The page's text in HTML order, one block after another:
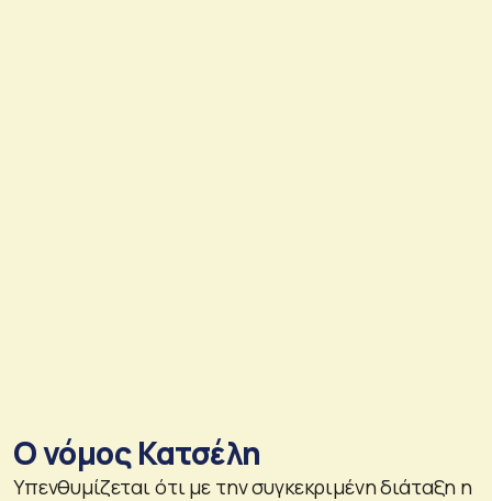
Ο νόμος Κατσέλη
Υπενθυμίζεται ότι με την συγκεκριμένη διάταξη η